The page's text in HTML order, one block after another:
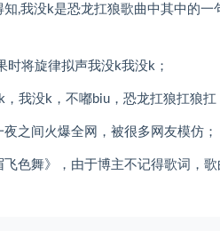
,我没k是恐龙扛狼歌曲中其中的一
将旋律拟声我没k我没k；
我没k，不嘟biu，恐龙扛狼扛狼扛
之间火爆全网，被很多网友模仿；
色舞》，由于博主不记得歌词，